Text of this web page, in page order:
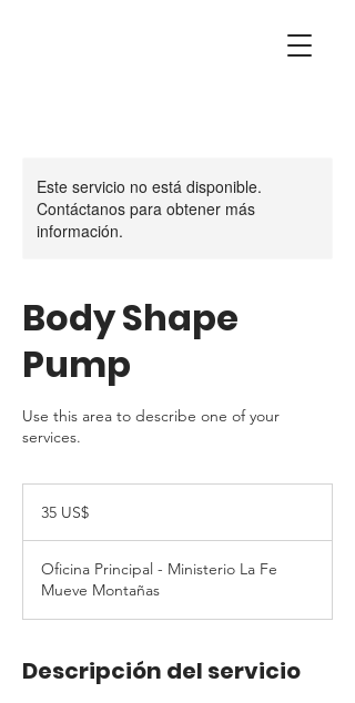
Este servicio no está disponible.
Contáctanos para obtener más
información.
Body Shape
Pump
Use this area to describe one of your
services.
estadounidenses
35 US$
Oficina Principal - Ministerio La Fe
Mueve Montañas
Descripción del servicio